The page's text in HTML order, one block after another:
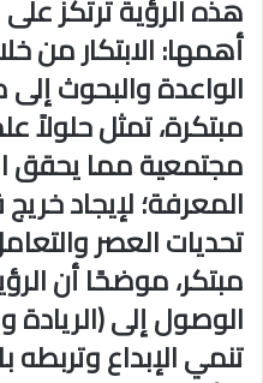
هذه الرؤية ترتكز
أهمها: الابتكار من
الواعدة والبحوث
مبتكرة، تمثل حلولاً
مجتمعية مما يحقق
المعرفة؛ لإيجاد
تحديات العصر
مبتكر، موضحًا أن
الوصول إلى (الريادة
تنمي الإبداع